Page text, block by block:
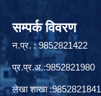
सम्पर्क विवरण
न.प्र. : 9852821422
प्र.प्र.अ.:9852821980
लेखा शाखा :9852821841